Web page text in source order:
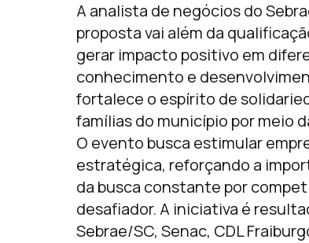
A analista de negócios do
proposta vai além da
gerar impacto positivo em
conhecimento e
fortalece o espírito de
famílias do município por meio
O evento busca estimular
estratégica, reforçando a
da busca constante por
desafiador. A iniciativa é
Sebrae/SC, Senac, CDL